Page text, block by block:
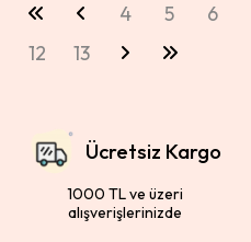
4 5 6
12
13
Ücretsiz Kargo
1000 TL ve üzeri
alışverişlerinizde